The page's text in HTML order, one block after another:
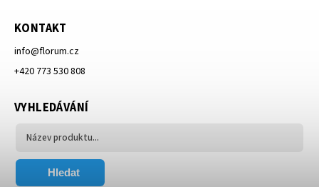
KONTAKT
info@florum.cz
+420 773 530 808
VYHLEDÁVÁNÍ
Hledat